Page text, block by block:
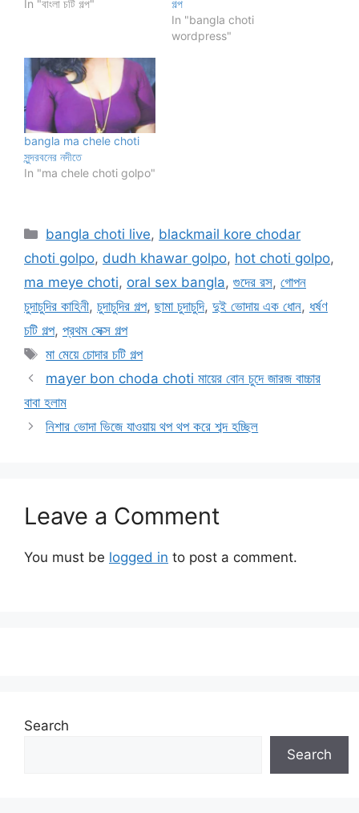
In "বাংলা চটি গল্প"
গল্প
In "bangla choti
wordpress"
bangla ma chele choti
সুন্দরবনের নদীতে
In "ma chele choti golpo"
Categories
bangla choti live, blackmail kore chodar
choti golpo, dudh khawar golpo, hot choti golpo,
ma meye choti, oral sex bangla, গুদের রস, গোপন
চুদাচুদির কাহিনী, চুদাচুদির গল্প, ছামা চুদাচুদি, দুই ভোদায় এক ধোন, ধর্ষণ
চটি গল্প, প্রথম সেক্স গল্প
Tags
মা মেয়ে চোদার চটি গল্প
mayer bon choda choti মায়ের বোন চুদে জারজ বাচ্চার
বাবা হলাম
নিশার ভোদা ভিজে যাওয়ায় থপ থপ করে শব্দ হচ্ছিল
Leave a Comment
You must be logged in to post a comment.
Search
Search